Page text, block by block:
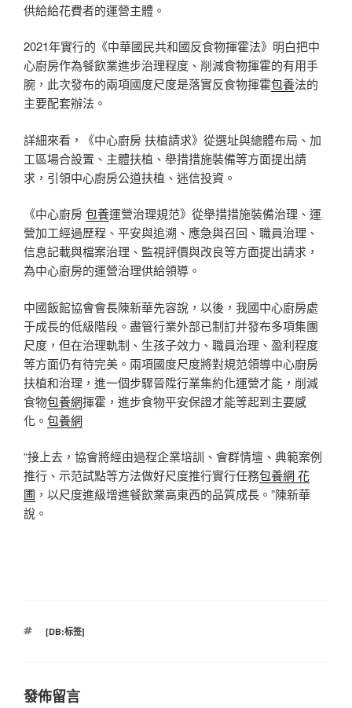
供給給花費者的運營主體。
2021年實行的《中華國民共和國反食物揮霍法》明白把中
心廚房作為餐飲業進步治理程度、削減食物揮霍的有用手
腕，此次發布的兩項國度尺度是落實反食物揮霍包養法的
主要配套辦法。
詳細來看，《中心廚房 扶植請求》從選址與總體布局、加
工區場合設置、主體扶植、舉措措施裝備等方面提出請
求，引領中心廚房公道扶植、迷信投資。
《中心廚房包養運營治理規范》從舉措措施裝備治理、運
營加工經過歷程、平安與追溯、應急與召回、職員治理、
信息記載與檔案治理、監視評價與改良等方面提出請求，
為中心廚房的運營治理供給領導。
中國飯館協會會長陳新華先容說，以後，我國中心廚房處
于成長的低級階段。盡管行業外部已制訂并發布多項集團
尺度，但在治理軌制、生孩子效力、職員治理、盈利程度
等方面仍有待完美。兩項國度尺度將對規范領導中心廚房
扶植和治理，進一個步驟晉陞行業集約化運營才能，削減
食物包養網揮霍，進步食物平安保證才能等起到主要感
化。 包養網
“接上去，協會將經由過程企業培訓、會群情壇、典範案例
推行、示范試點等方法做好尺度推行實行任務包養網 花
圃 ，以尺度進級增進餐飲業高東西的品質成長。”陳新華
說。
標
[DB:标签]
發佈留言